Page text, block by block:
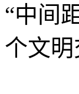
“中间
个文